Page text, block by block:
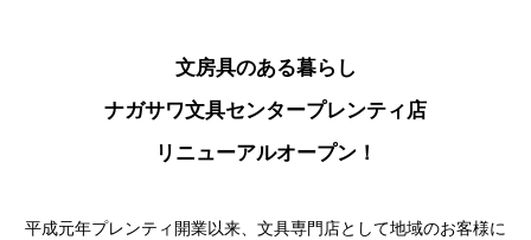
文房具のある暮らし
ナガサワ文具センタープレンティ店
リニューアルオープン！
平成元年プレンティ開業以来、文具専門店として地域のお客様に